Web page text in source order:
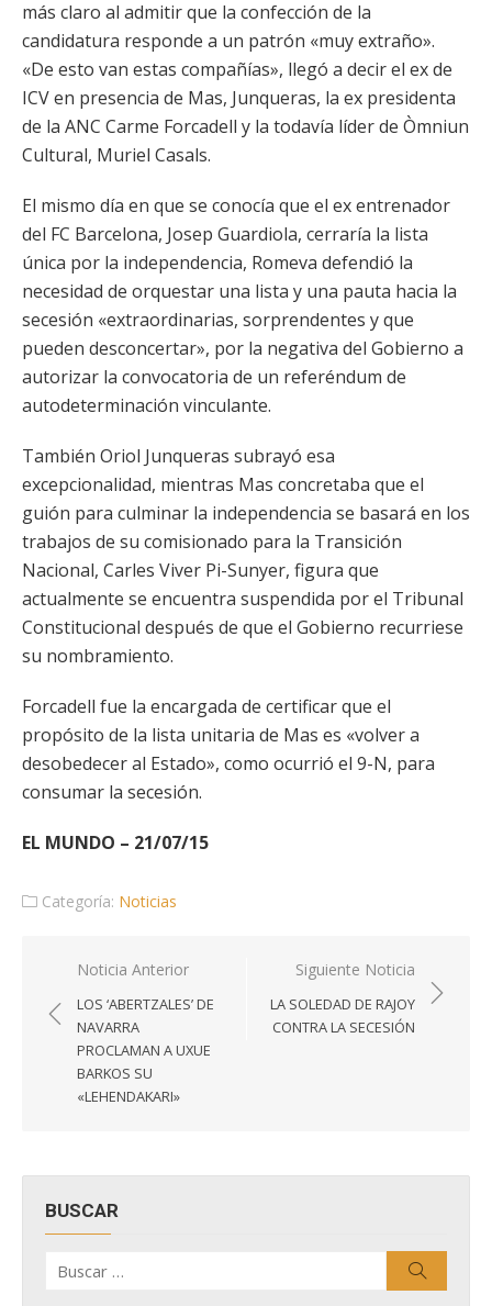
más claro al admitir que la confección de la
candidatura responde a un patrón «muy extraño».
«De esto van estas compañías», llegó a decir el ex de
ICV en presencia de Mas, Junqueras, la ex presidenta
de la ANC Carme Forcadell y la todavía líder de Òmniun
Cultural, Muriel Casals.
El mismo día en que se conocía que el ex entrenador
del FC Barcelona, Josep Guardiola, cerraría la lista
única por la independencia, Romeva defendió la
necesidad de orquestar una lista y una pauta hacia la
secesión «extraordinarias, sorprendentes y que
pueden desconcertar», por la negativa del Gobierno a
autorizar la convocatoria de un referéndum de
autodeterminación vinculante.
También Oriol Junqueras subrayó esa
excepcionalidad, mientras Mas concretaba que el
guión para culminar la independencia se basará en los
trabajos de su comisionado para la Transición
Nacional, Carles Viver Pi-Sunyer, figura que
actualmente se encuentra suspendida por el Tribunal
Constitucional después de que el Gobierno recurriese
su nombramiento.
Forcadell fue la encargada de certificar que el
propósito de la lista unitaria de Mas es «volver a
desobedecer al Estado», como ocurrió el 9-N, para
consumar la secesión.
EL MUNDO – 21/07/15
Categoría: Noticias
Navegación
de
entradas
Noticia Anterior
LOS ‘ABERTZALES’ DE
NAVARRA
PROCLAMAN A UXUE
BARKOS SU
«LEHENDAKARI»
Siguiente Noticia
LA SOLEDAD DE RAJOY
CONTRA LA SECESIÓN
BUSCAR
por: